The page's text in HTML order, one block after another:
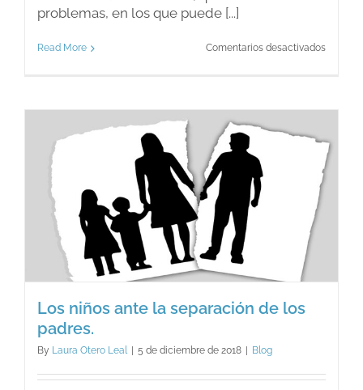
problemas, en los que puede [...]
Read More Comentarios desactivadosen
solución
Los niños ante la separación de los
padres.
By Laura Otero Leal 5 de diciembre de 2018 Blog